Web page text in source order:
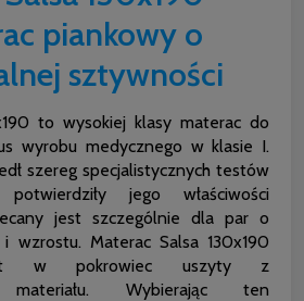
piankowy o
sztywności
to wysokiej klasy materac do
wyrobu medycznego w klasie I.
szereg specjalistycznych testów
jego właściwości
jest szczególnie dla par o
wzrostu. Materac Salsa 130x190
w pokrowiec uszyty z
materiału. Wybierając ten